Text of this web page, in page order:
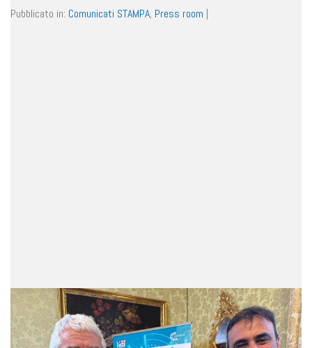
Pubblicato in: Comunicati STAMPA, Press room |